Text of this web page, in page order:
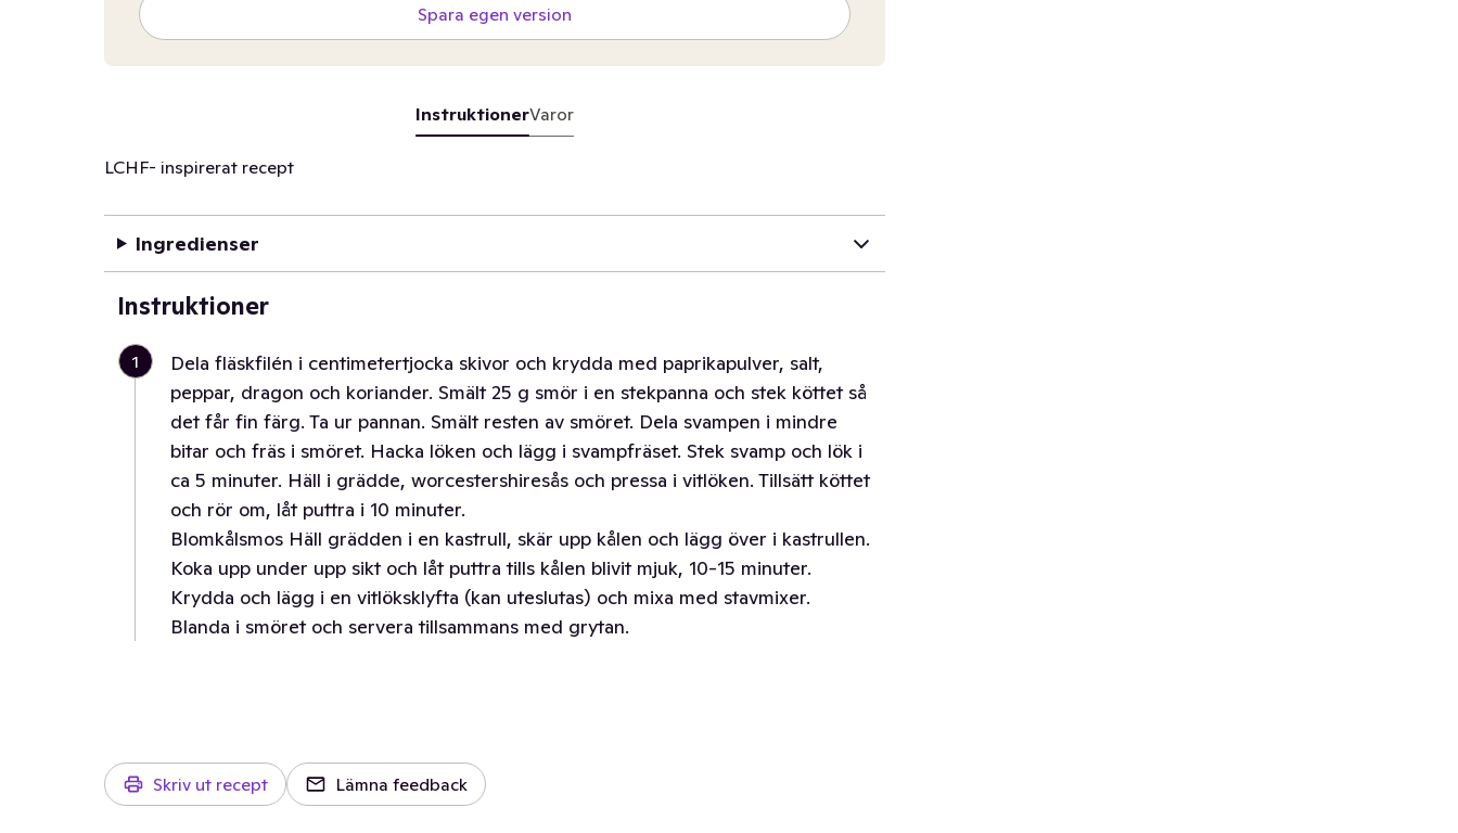
Spara egen version
InstruktionerVaror
LCHF- inspirerat recept
Ingredienser
Instruktioner
1
Dela fläskfilén i centimetertjocka skivor och krydda med paprikapulver, salt,
peppar, dragon och koriander. Smält 25 g smör i en stekpanna och stek köttet så
det får fin färg. Ta ur pannan. Smält resten av smöret. Dela svampen i mindre
bitar och fräs i smöret. Hacka löken och lägg i svampfräset. Stek svamp och lök i
ca 5 minuter. Häll i grädde, worcestershiresås och pressa i vitlöken. Tillsätt köttet
och rör om, låt puttra i 10 minuter.
Blomkålsmos Häll grädden i en kastrull, skär upp kålen och lägg över i kastrullen.
Koka upp under upp sikt och låt puttra tills kålen blivit mjuk, 10-15 minuter.
Krydda och lägg i en vitlöksklyfta (kan uteslutas) och mixa med stavmixer.
Blanda i smöret och servera tillsammans med grytan.
Skriv ut recept Lämna feedback